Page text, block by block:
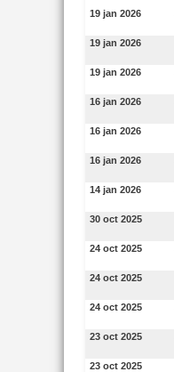
19 jan 2026
19 jan 2026
19 jan 2026
16 jan 2026
16 jan 2026
16 jan 2026
14 jan 2026
30 oct 2025
24 oct 2025
24 oct 2025
24 oct 2025
23 oct 2025
23 oct 2025